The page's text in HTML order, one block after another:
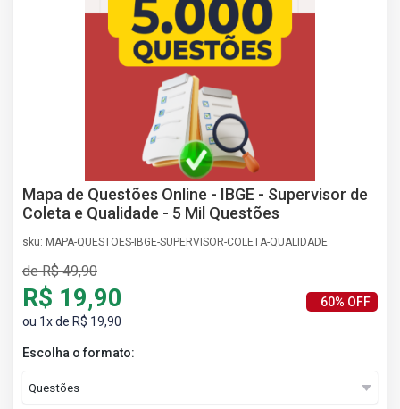
Mapa de Questões Online - IBGE - Supervisor de
Coleta e Qualidade - 5 Mil Questões
sku: MAPA-QUESTOES-IBGE-SUPERVISOR-COLETA-QUALIDADE
de R$ 49,90
R$ 19,90
ou 1x de R$ 19,90
60% OFF
Escolha o formato: